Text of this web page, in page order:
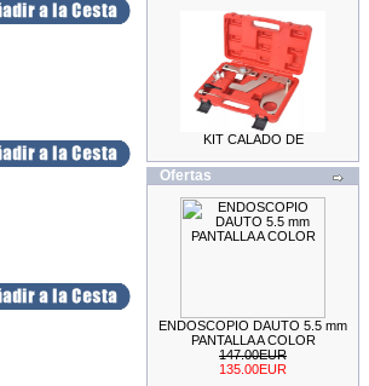
KIT CALADO DE
DISTRIBUCION LAND
69.99EUR
59.99EUR
---------
KIT DE CALADO FORD
MOTORES 2.0L
ECOBOOST
69.99EUR
Ofertas
ENDOSCOPIO DAUTO 5.5 mm
PANTALLA A COLOR
147.00EUR
135.00EUR